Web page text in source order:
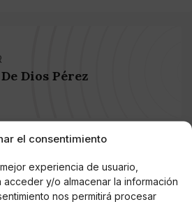
el consentimiento
experiencia de usuario,
y/o almacenar la información
nos permitirá procesar
Dios Pérez
Cripto Casinos Online en
2025: Bitcoin Casinos